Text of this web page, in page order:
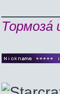
Тормозá